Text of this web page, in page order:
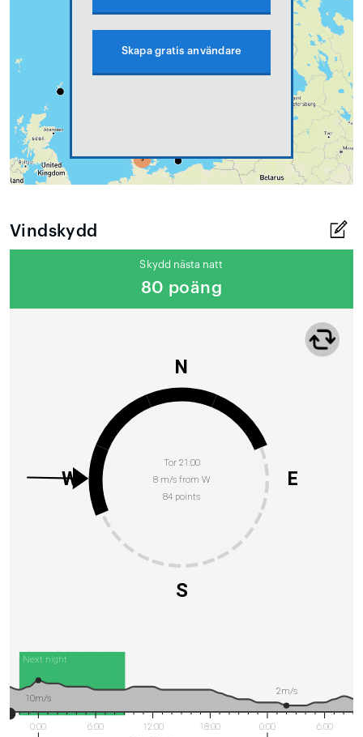
Skapa gratis användare
Vindskydd
Skydd nästa natt
80 poäng
Tor 21:00
8 m/s from W
84 points
N
E
S
W
Next night
0:00 6:00
12:00
18:00 0:00 6:00
10m/s
2m/s